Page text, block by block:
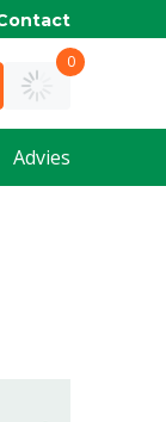
0
Advies